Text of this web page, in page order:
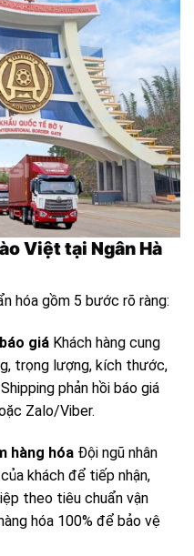
Việt tại Ngân Hà
hóa gồm 5 bước rõ ràng:
giá Khách hàng cung
trọng lượng, kích thước,
phản hồi báo giá
Zalo/Viber.
hàng hóa Đội ngũ nhân
khách để tiếp nhận,
theo tiêu chuẩn vận
hóa 100% để bảo vệ